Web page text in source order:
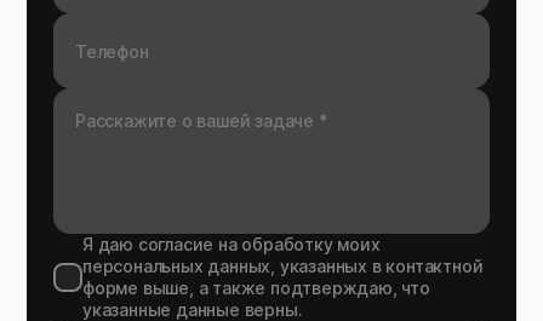
Я даю согласие на обработку моих
персональных данных, указанных в контактной
форме выше, а также подтверждаю, что
указанные данные верны.